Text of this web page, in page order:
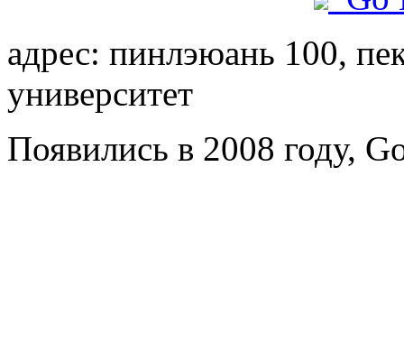
адрес: пинлэюань 100,
университет
Появились в 2008 году,